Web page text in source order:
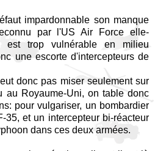
impardonnable son manque
par l'US Air Force elle-
est trop vulnérable en milieu
une escorte d'intercepteurs de
donc pas miser seulement sur
au Royaume-Uni, on table donc
pour vulgariser, un bombardier
35, et un intercepteur bi-réacteur
dans ces deux armées.